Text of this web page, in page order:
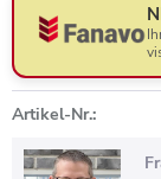
Artikel-Nr.: